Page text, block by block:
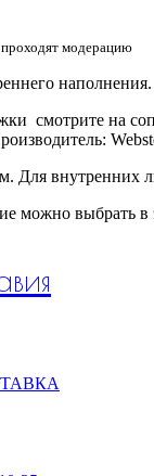
модерацию
наполнения.
смотрите на
Для внутренних
можно выбрать в